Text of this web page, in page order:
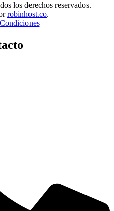
los derechos reservados.
robinhost.co.